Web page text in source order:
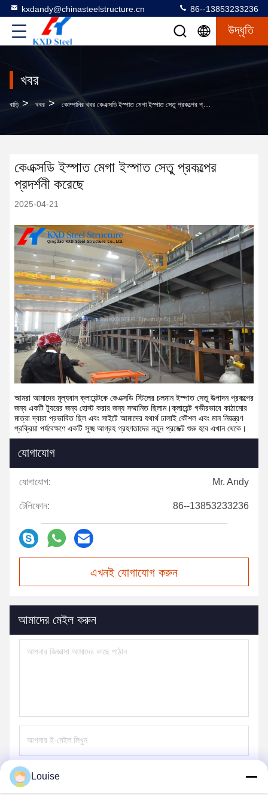
kxdandy@chinasteelstructure.cn 86--13853233236
উদ্ধৃতি
খবর
বাড়ি > খবর > কোম্পানির খবর কেএক্সডি ইস্পাত মেগা ইস্পাত সেতু প্রকল্পের প্রদর্শনী করেছে
কেএক্সডি ইস্পাত মেগা ইস্পাত সেতু প্রকল্পের
প্রদর্শনী করেছে
2025-04-21
আমরা আমাদের মূল্যবান ক্লায়েন্টকে কেএক্সডি স্টিলের চলমান ইস্পাত সেতু উত্পাদন প্রকল্পের
জন্য একটি ট্যুরের জন্য হোস্ট করার জন্য সম্মানিত ছিলাম।ক্লায়েন্ট গভীরভাবে কাঠামোর
মাত্রা দ্বারা প্রভাবিত ছিল এবং সাইটে আমাদের যথার্থ ঢালাই কৌশল এবং মান নিয়ন্ত্রণ
প্রক্রিয়া পর্যবেক্ষণে একটি সূক্ষ্ম আগ্রহ গ্রহণতাদের নতুন প্রজেক্ট শুরু হবে এখান থেকে।
যোগাযোগ
যোগাযোগ: Mr. Andy
টেলিফোন: 86--13853233236
এখনই যোগাযোগ করুন
আমাদের মেইল করুন
Louise